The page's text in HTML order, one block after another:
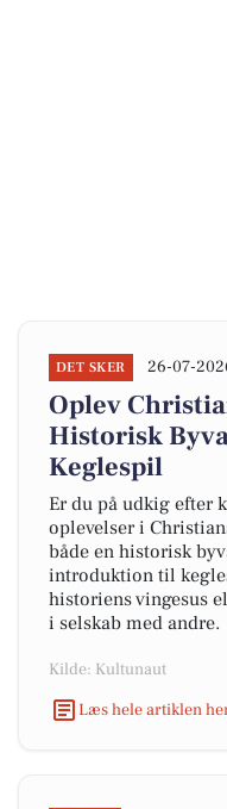
DET SKER 26-07-
Oplev
Historisk
Keglespil
Er du på udkig efter
oplevelser i
både en historisk
introduktion til
historiens vingesus
i selskab med andre.
Kilde: Kultunaut
Læs hele artiklen